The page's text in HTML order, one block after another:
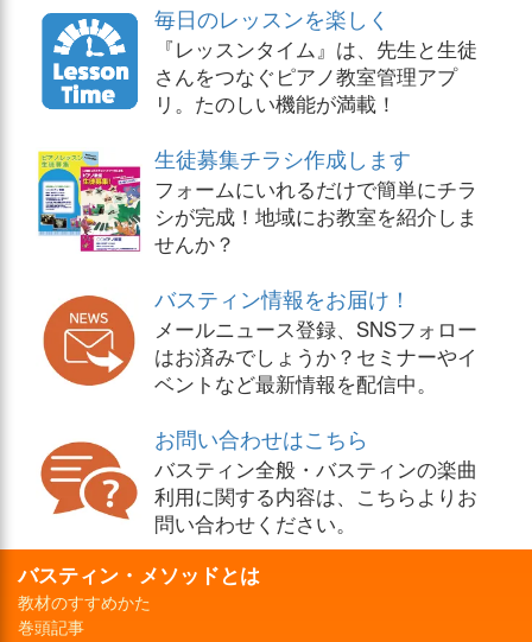
毎日のレッスンを楽しく
『レッスンタイム』は、先生と生徒
さんをつなぐピアノ教室管理アプ
リ。たのしい機能が満載！
生徒募集チラシ作成します
フォームにいれるだけで簡単にチラ
シが完成！地域にお教室を紹介しま
せんか？
バスティン情報をお届け！
メールニュース登録、SNSフォロー
はお済みでしょうか？セミナーやイ
ベントなど最新情報を配信中。
お問い合わせはこちら
バスティン全般・バスティンの楽曲
利用に関する内容は、こちらよりお
問い合わせください。
バスティン・メソッドとは
教材のすすめかた
巻頭記事